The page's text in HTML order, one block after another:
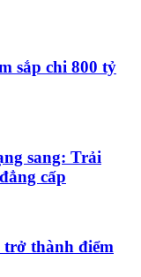
sắp chi 800 tỷ
sang: Trải
cấp
trở thành điểm